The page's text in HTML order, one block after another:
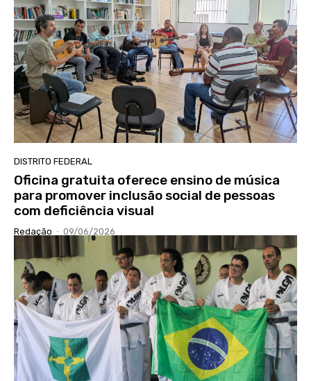
DISTRITO FEDERAL
Oficina gratuita oferece ensino de música
para promover inclusão social de pessoas
com deficiência visual
Redação - 09/06/2026